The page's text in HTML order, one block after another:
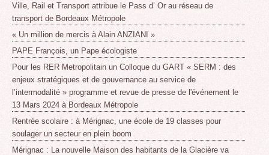
Ville, Rail et Transport attribue le Pass d’ Or au réseau de
transport de Bordeaux Métropole
« Un million de mercis à Alain ANZIANI »
PAPE François, un Pape écologiste
Pour les RER Metropolitain un Colloque du GART « SERM : des
enjeux stratégiques et de gouvernance au service de
l’intermodalité » programme et revue de presse de l'événement le
13 Mars 2024 à Bordeaux Métropole
Rentrée scolaire : à Mérignac, une école de 19 classes pour
soulager un secteur en plein boom
Mérignac : La nouvelle Maison des habitants de la Glacière va